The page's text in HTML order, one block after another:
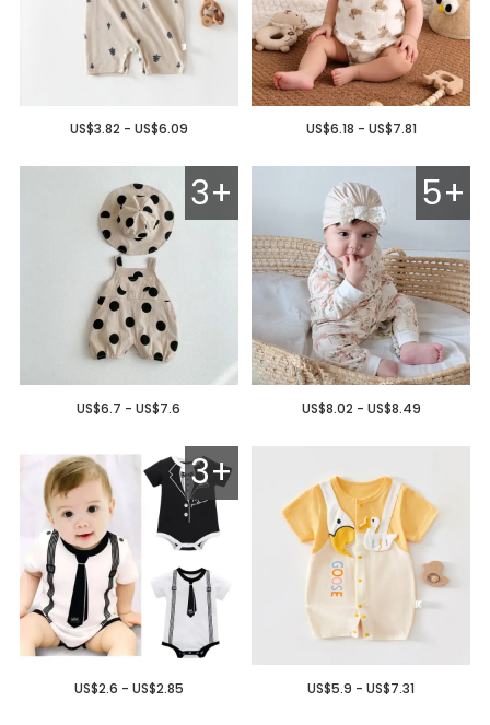
US$6.18 - US$7.81
US$3.82 - US$6.09
5+
US$8.02 - US$8.49
3+
US$6.7 - US$7.6
US$5.9 - US$7.31
3+
US$2.6 - US$2.85